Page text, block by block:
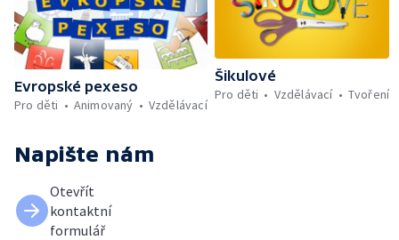
Evropské pexeso
Pro děti
Animovaný Vzdělávací
Šikulové
Pro děti
Vzdělávací Tvoření
Napište nám
Otevřít
kontaktní
formulář